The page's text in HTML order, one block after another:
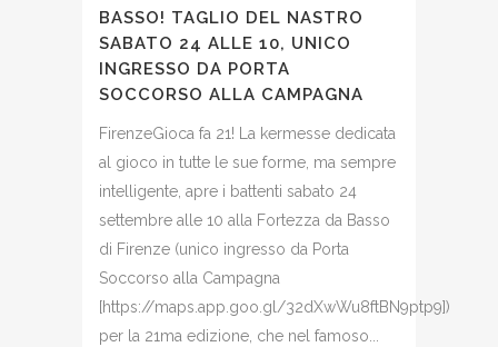
BASSO! TAGLIO DEL NASTRO
SABATO 24 ALLE 10, UNICO
INGRESSO DA PORTA
SOCCORSO ALLA CAMPAGNA
FirenzeGioca fa 21! La kermesse dedicata
al gioco in tutte le sue forme, ma sempre
intelligente, apre i battenti sabato 24
settembre alle 10 alla Fortezza da Basso
di Firenze (unico ingresso da Porta
Soccorso alla Campagna
[https://maps.app.goo.gl/32dXwWu8ftBN9ptp9])
per la 21ma edizione, che nel famoso...